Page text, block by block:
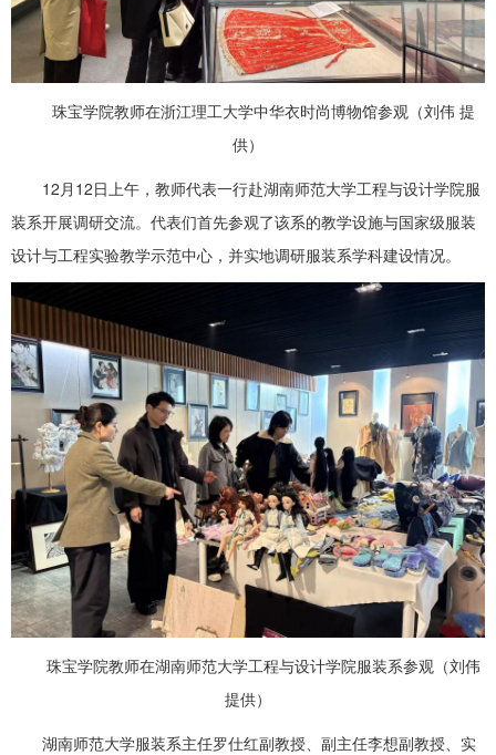
珠宝学院教师在浙江理工大学中华衣时尚博物馆参观（刘伟 提
供）
12月12日上午，教师代表一行赴湖南师范大学工程与设计学院服
装系开展调研交流。代表们首先参观了该系的教学设施与国家级服装
设计与工程实验教学示范中心，并实地调研服装系学科建设情况。
珠宝学院教师在湖南师范大学工程与设计学院服装系参观（刘伟
提供）
湖南师范大学服装系主任罗仕红副教授、副主任李想副教授、实